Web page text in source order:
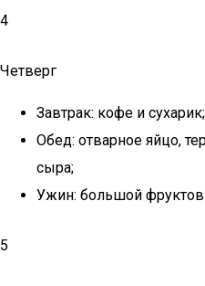
4
Четверг
Завтрак: кофе и сухарик;
Обед: отварное яйцо,
сыра;
Ужин: большой
5